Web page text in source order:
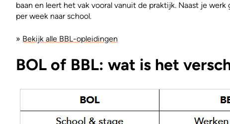
baan en leert het vak vooral vanuit de praktijk. Naast je
per week naar school.
» Bekijk alle BBL-opleidingen
BOL of BBL: wat is het